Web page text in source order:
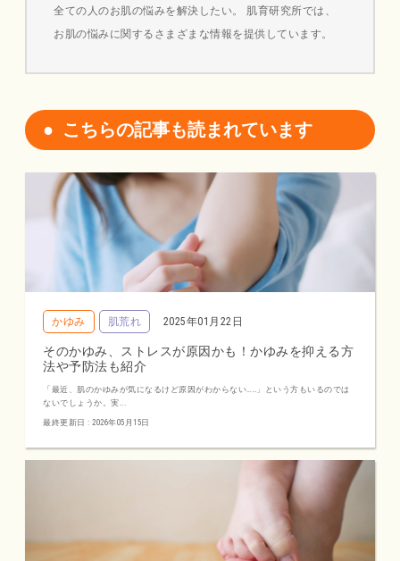
全ての人のお肌の悩みを解決したい。 肌育研究所では、
お肌の悩みに関するさまざまな情報を提供しています。
こちらの記事も読まれています
かゆみ 肌荒れ 2025年01月22日
そのかゆみ、ストレスが原因かも！かゆみを抑える方
法や予防法も紹介
「最近、肌のかゆみが気になるけど原因がわからない……」という方もいるのでは
ないでしょうか。実...
最終更新日 : 2026年05月15日